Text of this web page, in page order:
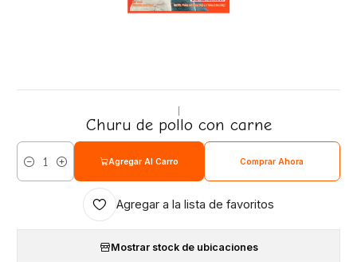
Churu de pollo con carne
Cantidad
Agregar Al Carro Comprar Ahora
Agregar a la lista de favoritos
Mostrar stock de ubicaciones